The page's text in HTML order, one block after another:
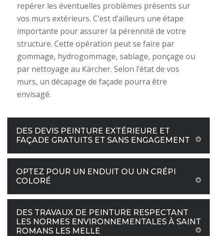
repérer les éventuelles problèmes présents sur
vos murs extérieurs. C’est d’ailleurs une étape
importante pour assurer la pérennité de votre
structure. Cette opération peut se faire par
gommage, hydrogommage, sablage, ponçage ou
par nettoyage au Kärcher. Selon l’état de vos
murs, un décapage de façade pourra être
envisagé.
DES DEVIS PEINTURE EXTÉRIEURE ET
FAÇADE GRATUITS ET SANS ENGAGEMENT
OPTEZ POUR UN ENDUIT OU UN CRÉPI
COLORÉ
DES TRAVAUX DE PEINTURE RESPECTANT
LES NORMES ENVIRONNEMENTALES À SAINT
ROMANS LES MELLE